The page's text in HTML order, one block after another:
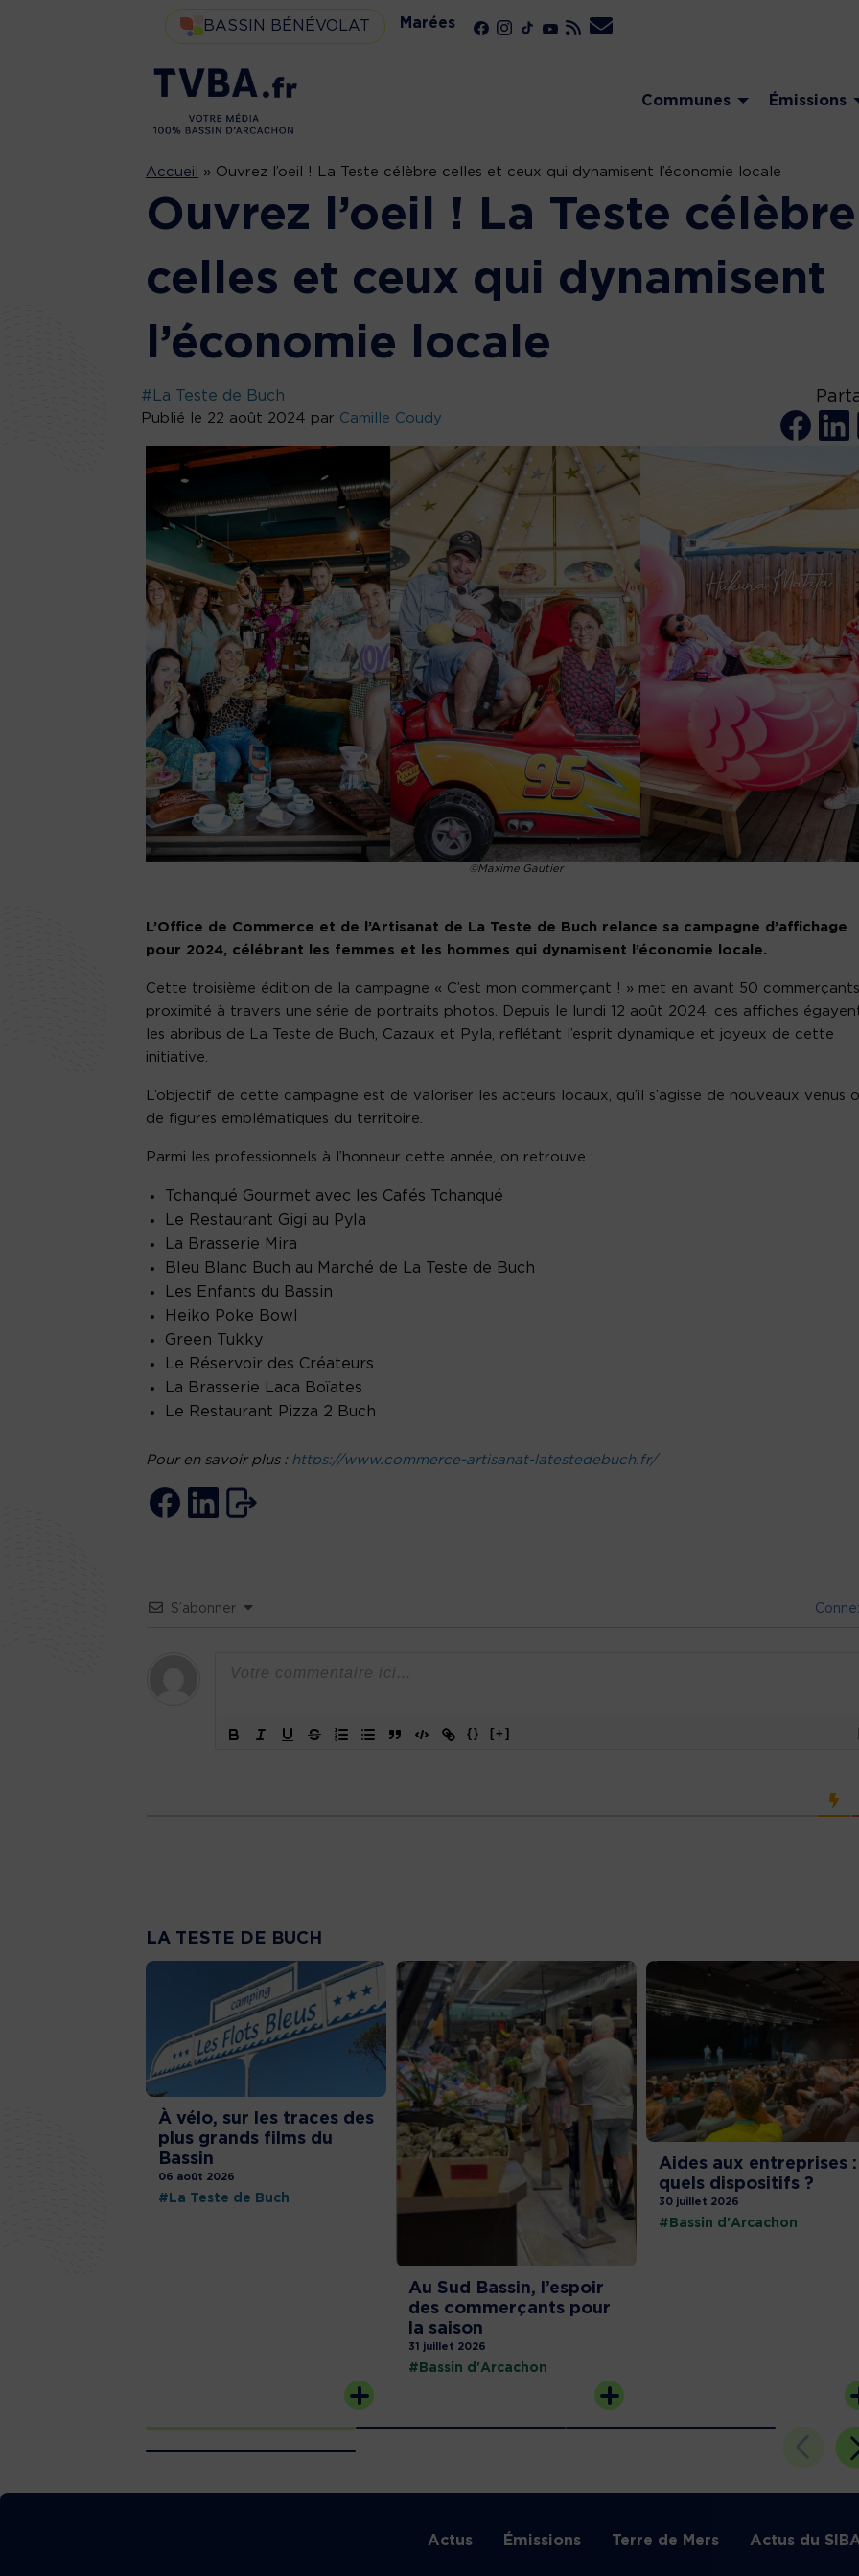
BASSIN BÉNÉVOLAT Marées
Communes Émissions
Accueil » Ouvrez l’oeil ! La Teste célèbre celles et ceux qui dynamisent l’économie locale
Ouvrez l’oeil ! La Teste célèbre
celles et ceux qui dynamisent
l’économie locale
#La Teste de Buch
Publié le 22 août 2024 par Camille Coudy
©Maxime Gautier
L’Office de Commerce et de l’Artisanat de La Teste de Buch relance sa campagne d’affichage
pour 2024, célébrant les femmes et les hommes qui dynamisent l’économie locale.
Cette troisième édition de la campagne « C’est mon commerçant ! » met en avant 50
proximité à travers une série de portraits photos. Depuis le lundi 12 août 2024, ces affiches
les abribus de La Teste de Buch, Cazaux et Pyla, reflétant l’esprit dynamique et joyeux de cette
initiative.
L’objectif de cette campagne est de valoriser les acteurs locaux, qu’il s’agisse de nouveaux venus
de figures emblématiques du territoire.
Parmi les professionnels à l’honneur cette année, on retrouve :
Tchanqué Gourmet avec les Cafés Tchanqué
Le Restaurant Gigi au Pyla
La Brasserie Mira
Bleu Blanc Buch au Marché de La Teste de Buch
Les Enfants du Bassin
Heiko Poke Bowl
Green Tukky
Le Réservoir des Créateurs
La Brasserie Laca Boïates
Le Restaurant Pizza 2 Buch
Pour en savoir plus : https://www.commerce-artisanat-latestedebuch.fr/
S’abonner
{} [+]
LA TESTE DE BUCH
À vélo, sur les traces des
plus grands films du
Bassin
06 août 2026
#La Teste de Buch
Au Sud Bassin, l’espoir
des commerçants pour
la saison
31 juillet 2026
#Bassin d'Arcachon
Aides aux entreprises :
quels dispositifs ?
30 juillet 2026
#Bassin d'Arcachon
Actus Émissions Terre de Mers Actus du